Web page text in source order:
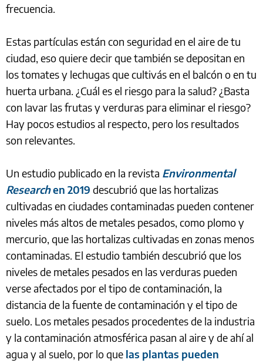
frecuencia.
Estas partículas están con seguridad en el aire de tu
ciudad, eso quiere decir que también se depositan en
los tomates y lechugas que cultivás en el balcón o en tu
huerta urbana. ¿Cuál es el riesgo para la salud? ¿Basta
con lavar las frutas y verduras para eliminar el riesgo?
Hay pocos estudios al respecto, pero los resultados
son relevantes.
Un estudio publicado en la revista Environmental
Researchen 2019 descubrió que las hortalizas
cultivadas en ciudades contaminadas pueden contener
niveles más altos de metales pesados, como plomo y
mercurio, que las hortalizas cultivadas en zonas menos
contaminadas. El estudio también descubrió que los
niveles de metales pesados en las verduras pueden
verse afectados por el tipo de contaminación, la
distancia de la fuente de contaminación y el tipo de
suelo. Los metales pesados procedentes de la industria
y la contaminación atmosférica pasan al aire y de ahí al
agua y al suelo, por lo que las plantas pueden